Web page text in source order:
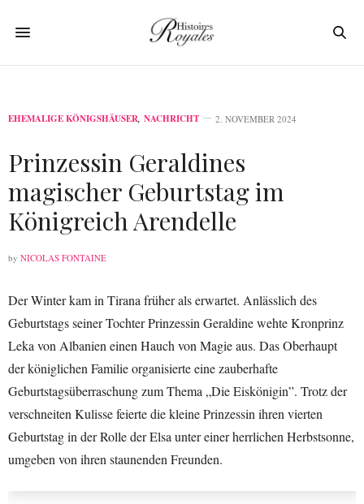
EHEMALIGE KÖNIGSHÄUSER, NACHRICHT 2. NOVEMBER 2024
Prinzessin Geraldines
magischer Geburtstag im
Königreich Arendelle
by NICOLAS FONTAINE
Der Winter kam in Tirana früher als erwartet. Anlässlich des
Geburtstags seiner Tochter Prinzessin Geraldine wehte Kronprinz
Leka von Albanien einen Hauch von Magie aus. Das Oberhaupt
der königlichen Familie organisierte eine zauberhafte
Geburtstagsüberraschung zum Thema „Die Eiskönigin”. Trotz der
verschneiten Kulisse feierte die kleine Prinzessin ihren vierten
Geburtstag in der Rolle der Elsa unter einer herrlichen Herbstsonne,
umgeben von ihren staunenden Freunden.